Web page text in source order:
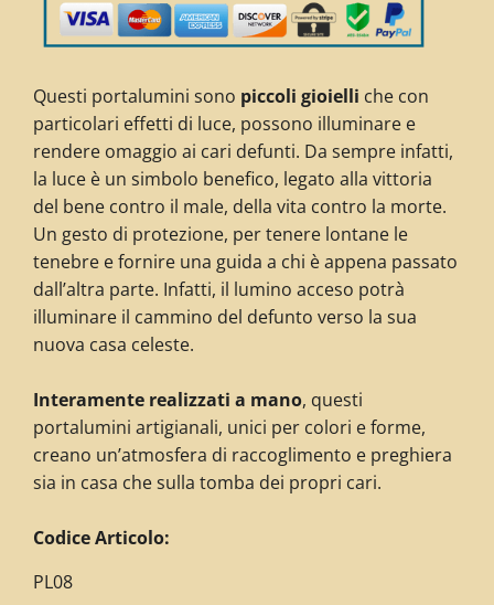
Questi portalumini sono piccoli gioielli che con
particolari effetti di luce, possono illuminare e
rendere omaggio ai cari defunti. Da sempre infatti,
la luce è un simbolo benefico, legato alla vittoria
del bene contro il male, della vita contro la morte.
Un gesto di protezione, per tenere lontane le
tenebre e fornire una guida a chi è appena passato
dall’altra parte. Infatti, il lumino acceso potrà
illuminare il cammino del defunto verso la sua
nuova casa celeste.
Interamente realizzati a mano, questi
portalumini artigianali, unici per colori e forme,
creano un’atmosfera di raccoglimento e preghiera
sia in casa che sulla tomba dei propri cari.
Codice Articolo:
PL08